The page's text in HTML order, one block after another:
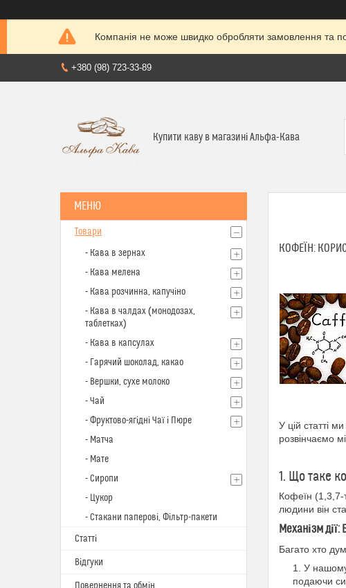
Компанія не може швидко обробляти замовлення та
+380 (98) 723-33-89
Купити каву в магазині Альфа-Кава
КОФЕЇН:
У цій статті
розвінчаємо
1. Що таке
Кофеїн (1,3,7-
людини він
Механізм
Багато хто
У
подаючи
Товари
- Кава в зернах
- Кава мелена
- Кава розчинна, капучіно
- Кава в чалдах (монодозах,
таблетках)
- Кава в капсулах
- Гарячий шоколад, какао
- Вершки, сухе молоко
- Чай
- Фруктово-ягідні Чаї і Пюре
- Матча
- Мате
- Сиропи
- Цукор
- Стакани паперові, Фільтр-пакети
Статті
Відгуки